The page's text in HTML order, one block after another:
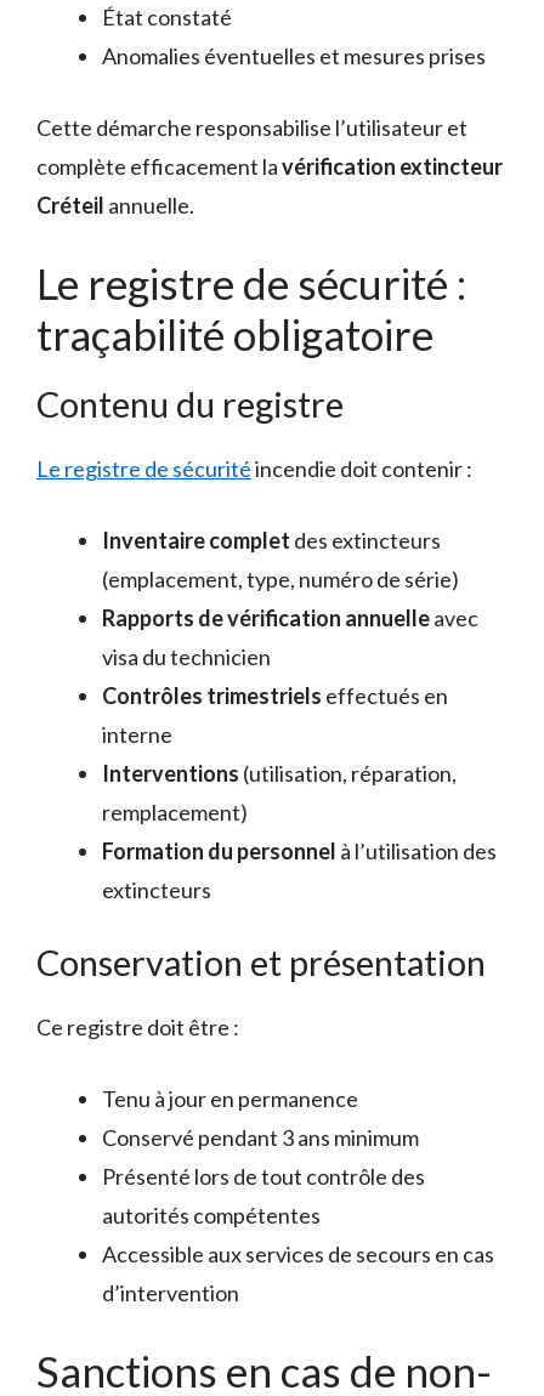
État constaté
Anomalies éventuelles et mesures prises
Cette démarche responsabilise l’utilisateur et
complète efficacement lavérification extincteur
Créteil annuelle.
Le registre de sécurité :
traçabilité obligatoire
Contenu du registre
Le registre de sécuritéincendie doit contenir :
Inventaire complet des extincteurs
(emplacement, type, numéro de série)
Rapports de vérification annuelleavec
visa du technicien
Contrôles trimestriels effectués en
interne
Interventions (utilisation, réparation,
remplacement)
Formation du personnel à l’utilisation des
extincteurs
Conservation et présentation
Ce registre doit être :
Tenu à jour en permanence
Conservé pendant 3 ans minimum
Présenté lors de tout contrôle des
autorités compétentes
Accessible aux services de secours en cas
d’intervention
Sanctions en cas de non-